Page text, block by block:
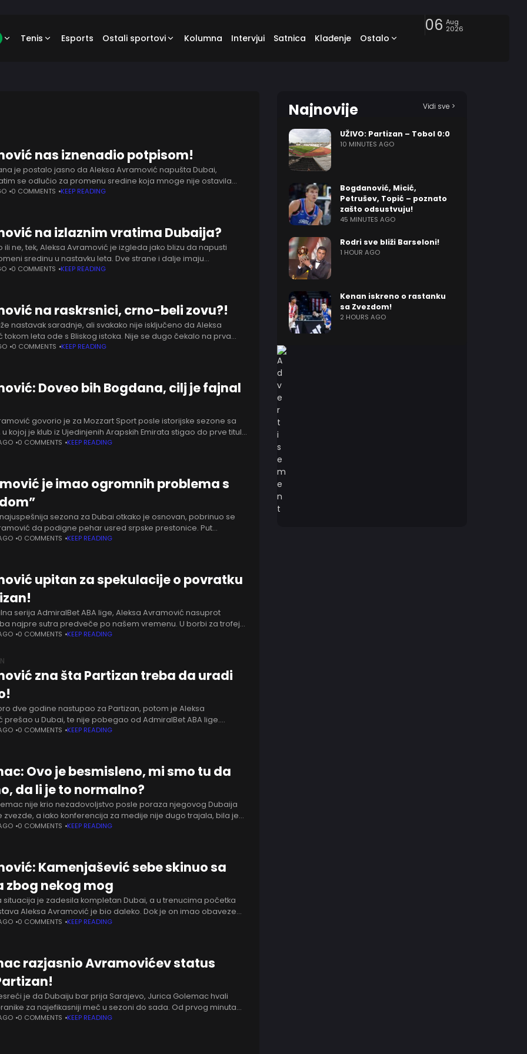
Tenis Esports Ostali sportovi Kolumna Intervjui Satnica Klađenje Ostalo
06 Aug
2026
nas iznenadio potpisom!
je postalo jasno da Aleksa Avramović napušta Dubai,
se odlučio za promenu sredine koja mnoge nije ostavila
Sigurno na godinu dana, možda i duže,
0 COMMENTS KEEP READING
na izlaznim vratima Dubaija?
ili ne, tek, Aleksa Avramović je izgleda jako blizu da napusti
sredinu u nastavku leta. Dve strane i dalje imaju
odnos, ali to ne znači
0 COMMENTS KEEP READING
na raskrsnici, crno-beli zovu?!
nastavak saradnje, ali svakako nije isključeno da Aleksa
tokom leta ode s Bliskog istoka. Nije se dugo čekalo na prva
- pred iskusnim plejmejkerom su već
0 COMMENTS KEEP READING
Doveo bih Bogdana, cilj je fajnal
govorio je za Mozzart Sport posle istorijske sezone sa
kojoj je klub iz Ujedinjenih Arapskih Emirata stigao do prve titule
reprezentativac bio je
0 COMMENTS KEEP READING
je imao ogromnih problema s
sezona za Dubai otkako je osnovan, pobrinuo se
da podigne pehar usred srpske prestonice. Put
prešao je sjajni plejmejker, iskoristio je Klemen
0 COMMENTS KEEP READING
upitan za spekulacije o povratku
serija AdmiralBet ABA lige, Aleksa Avramović nasuprot
najpre sutra predveče po našem vremenu. U borbi za trofej
srpski bek je u intervjuu
0 COMMENTS KEEP READING
zna šta Partizan treba da uradi
dve godine nastupao za Partizan, potom je Aleksa
prešao u Dubai, te nije pobegao od AdmiralBet ABA lige.
među navijačima, samim tim mišljenje vrsnog
0 COMMENTS KEEP READING
Ovo je besmisleno, mi smo tu da
da li je to normalno?
nije krio nezadovoljstvo posle poraza njegovog Dubaija
zvezde, a iako konferencija za medije nije dugo trajala, bila je
i ispunjena oštrim komentarima trenera gostujućeg
0 COMMENTS KEEP READING
Kamenjašević sebe skinuo sa
zbog nekog mog
situacija je zadesila kompletan Dubai, a u trenucima početka
Aleksa Avramović je bio daleko. Dok je on imao obaveze
njegova porodica je bila u Dubaiju.
0 COMMENTS KEEP READING
razjasnio Avramovićev status
je da Dubaiju bar prija Sarajevo, Jurica Golemac hvali
za najefikasniji meč u sezoni do sada. Od prvog minuta
zvezdu u klopku
0 COMMENTS KEEP READING
Najnovije Vidi sve >
UŽIVO: Partizan – Tobol 0:0
10 MINUTES AGO
Bogdanović, Micić,
Petrušev, Topić – poznato
zašto odsustvuju!
45 MINUTES AGO
Rodri sve bliži Barseloni!
1 HOUR AGO
Kenan iskreno o rastanku
sa Zvezdom!
2 HOURS AGO